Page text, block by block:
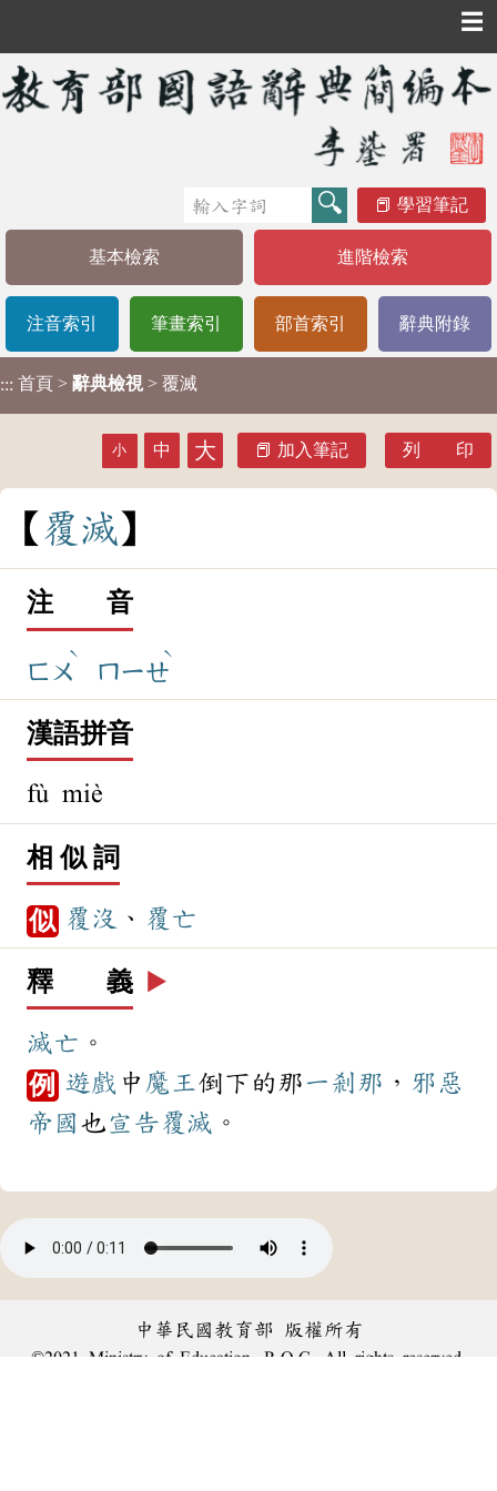
☰
學習筆記
基本檢索 進階檢索
注音索引 筆畫索引 部首索引 辭典附錄
::: 首頁 > 辭典檢視 > 覆滅
小 中 大 加入筆記 列 印
覆滅
注 音
ㄈㄨ
ˋ
ㄇㄧㄝ
ˋ
漢語拼音
fù miè
相 似 詞
似 覆沒 、 覆亡
釋 義 ▶️
滅亡 。
例 遊戲 中 魔王倒下的那一剎那 ， 邪惡
帝國 也宣告覆滅 。
中華民國教育部 版權所有
©2021 Ministry of Education, R.O.C. All rights reserved.